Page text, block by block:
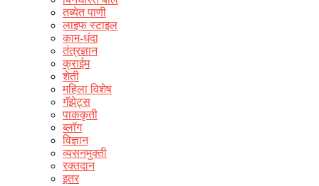
तब्येत पाणी
लाइफ स्टाइल
काम-धंदा
तंत्रज्ञान
क्राईम
शेती
महिला विशेष
गॅझेट्स
पाककृती
ब्लॉग
विज्ञान
व्यसनमुक्ती
रक्‍तदान
इतर